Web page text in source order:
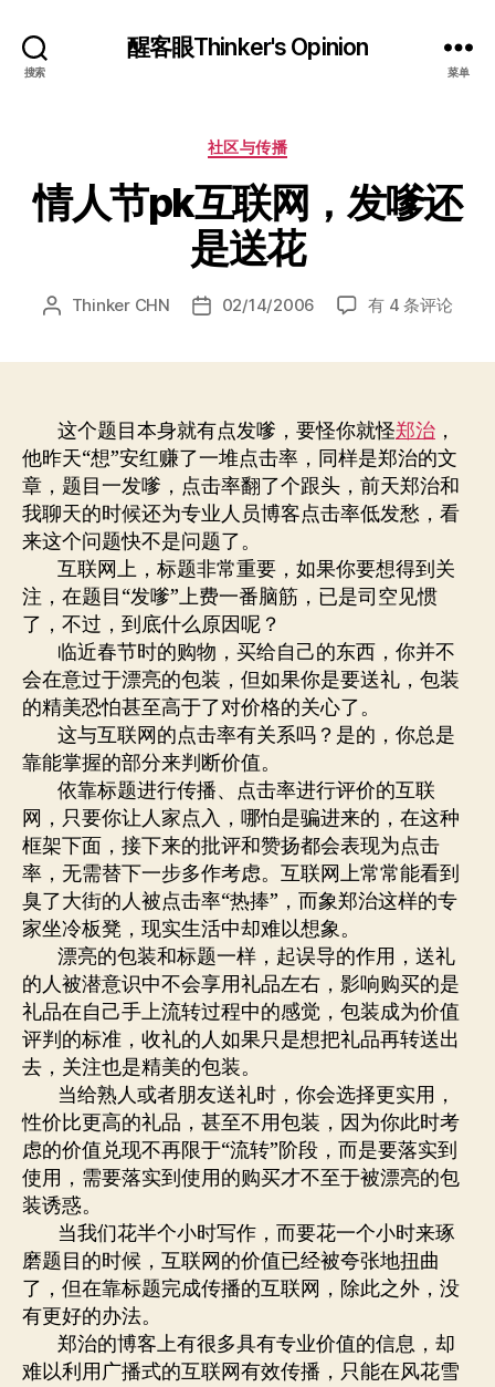
搜索
醒客眼Thinker's Opinion
菜单
分
社区与传播
情人节pk互联网，发嗲还
是送花
文 Thinker CHN
发 02/14/2006
情
联
网，
发
嗲
还
送
花
有 4 条评论
这个题目本身就有点发嗲，要怪你就怪郑治 ，
他昨天“想”安红赚了一堆点击率，同样是郑治的文
章，题目一发嗲，点击率翻了个跟头，前天郑治和
我聊天的时候还为专业人员博客点击率低发愁，看
来这个问题快不是问题了。
互联网上，标题非常重要，如果你要想得到关
注，在题目“发嗲”上费一番脑筋，已是司空见惯
了，不过，到底什么原因呢？
临近春节时的购物，买给自己的东西，你并不
会在意过于漂亮的包装，但如果你是要送礼，包装
的精美恐怕甚至高于了对价格的关心了。
这与互联网的点击率有关系吗？是的，你总是
靠能掌握的部分来判断价值。
依靠标题进行传播、点击率进行评价的互联
网，只要你让人家点入，哪怕是骗进来的，在这种
框架下面，接下来的批评和赞扬都会表现为点击
率，无需替下一步多作考虑。互联网上常常能看到
臭了大街的人被点击率“热捧”，而象郑治这样的专
家坐冷板凳，现实生活中却难以想象。
漂亮的包装和标题一样，起误导的作用，送礼
的人被潜意识中不会享用礼品左右，影响购买的是
礼品在自己手上流转过程中的感觉，包装成为价值
评判的标准，收礼的人如果只是想把礼品再转送出
去，关注也是精美的包装。
当给熟人或者朋友送礼时，你会选择更实用，
性价比更高的礼品，甚至不用包装，因为你此时考
虑的价值兑现不再限于“流转”阶段，而是要落实到
使用，需要落实到使用的购买才不至于被漂亮的包
装诱惑。
当我们花半个小时写作，而要花一个小时来琢
磨题目的时候，互联网的价值已经被夸张地扭曲
了，但在靠标题完成传播的互联网，除此之外，没
有更好的办法。
郑治的博客上有很多具有专业价值的信息，却
难以利用广播式的互联网有效传播，只能在风花雪